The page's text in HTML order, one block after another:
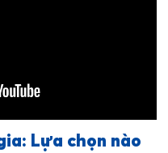
Lựa chọn nào